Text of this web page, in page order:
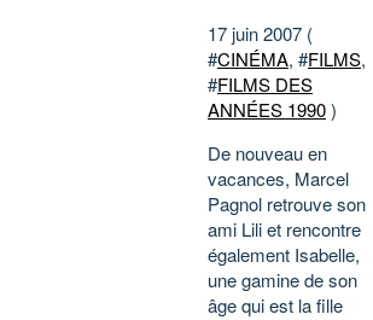
17 juin 2007 (
#CINÉMA, #FILMS,
#FILMS DES
ANNÉES 1990)
De nouveau en
vacances, Marcel
Pagnol retrouve son
ami Lili et rencontre
également Isabelle,
une gamine de son
âge qui est la fille